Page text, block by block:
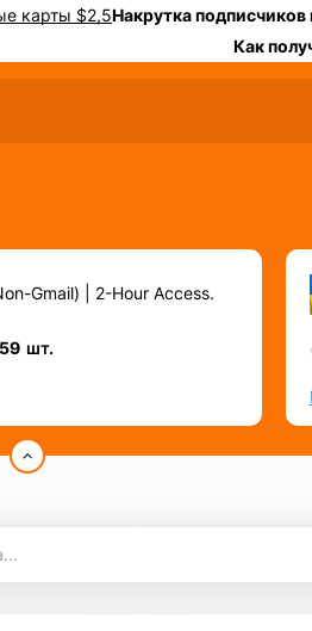
карты $2,5Накрутка подписчиков
Как
Gmail) | 2-Hour Access.
шт.